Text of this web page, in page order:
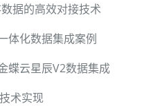
据的高效对接技术
体化数据集成案例
蝶云星辰V2数据集成
术实现